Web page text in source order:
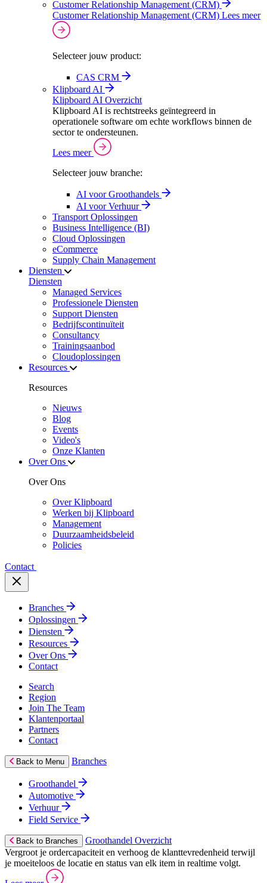
Customer Relationship Management (CRM)
Customer Relationship Management (CRM) Lees meer
Selecteer jouw product:
CAS CRM
Klipboard AI
Klipboard AI Overzicht
Klipboard AI is rechtstreeks geïntegreerd in
operationele software om echte workflows binnen de
sector te ondersteunen.
Lees meer
Selecteer jouw branche:
AI voor Groothandels
AI voor Verhuur
Transport Oplossingen
Business Intelligence (BI)
Cloud Oplossingen
eCommerce
Supply Chain Management
Diensten
Diensten
Managed Services
Professionele Diensten
Support Diensten
Bedrijfscontinuïteit
Consultancy
Trainingsaanbod
Cloudoplossingen
Resources
Resources
Nieuws
Blog
Events
Video's
Onze Klanten
Over Ons
Over Ons
Over Klipboard
Werken bij Klipboard
Management
Duurzaamheidsbeleid
Policies
Contact
Branches
Oplossingen
Diensten
Resources
Over Ons
Contact
Search
Region
Join The Team
Klantenportaal
Partners
Contact
Back to Menu Branches
Groothandel
Automotive
Verhuur
Field Service
Back to Branches
Groothandel Overzicht
Vergroot je ordercapaciteit en verhoog de klanttevredenheid terwijl
je moeiteloos de locatie en status van elk item in realtime volgt.